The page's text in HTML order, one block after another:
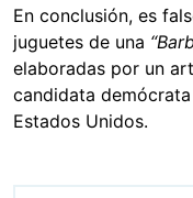
En conclusión, es
juguetes de una
elaboradas por un
candidata
Estados Unidos.